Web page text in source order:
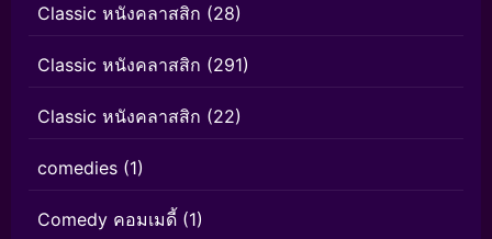
Classic หนังคลาสสิก (28)
Classic หนังคลาสสิก (291)
Classic หนังคลาสสิก (22)
comedies (1)
Comedy คอมเมดี้ (1)